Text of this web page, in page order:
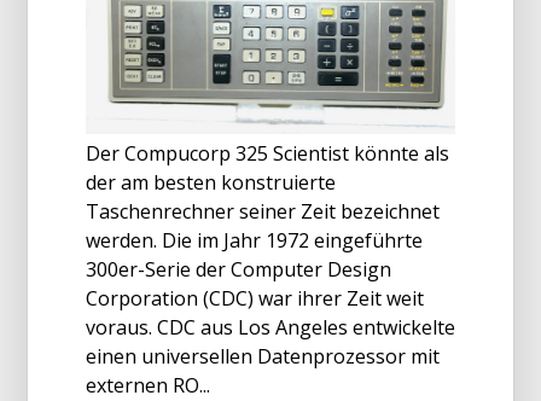
Der Compucorp 325 Scientist könnte als
der am besten konstruierte
Taschenrechner seiner Zeit bezeichnet
werden. Die im Jahr 1972 eingeführte
300er-Serie der Computer Design
Corporation (CDC) war ihrer Zeit weit
voraus. CDC aus Los Angeles entwickelte
einen universellen Datenprozessor mit
externen RO...